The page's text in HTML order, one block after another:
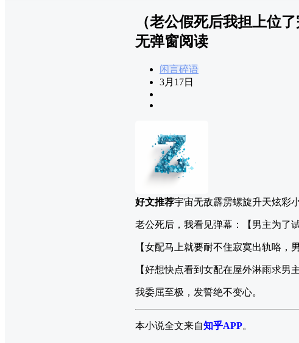
（老公假死后我担上位
无弹窗阅读
闲言碎语
3月17日
好文推荐宇宙无敌霹雳螺旋升天炫彩
老公死后，我看见弹幕：【男主为了
【女配马上就要耐不住寂寞出轨咯，
【好想快点看到女配在屋外淋雨求男
我委屈至极，发誓绝不变心。
本小说全文来自知乎APP。